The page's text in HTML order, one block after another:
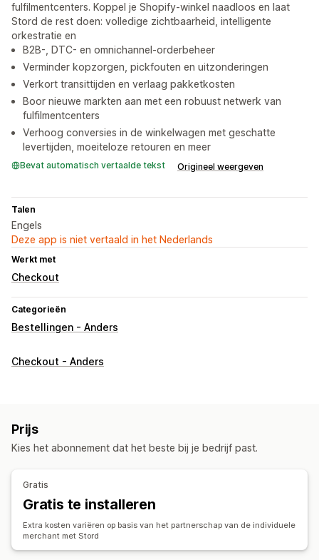
fulfilmentcenters. Koppel je Shopify-winkel naadloos en laat
Stord de rest doen: volledige zichtbaarheid, intelligente
orkestratie en
B2B-, DTC- en omnichannel-orderbeheer
Verminder kopzorgen, pickfouten en uitzonderingen
Verkort transittijden en verlaag pakketkosten
Boor nieuwe markten aan met een robuust netwerk van
fulfilmentcenters
Verhoog conversies in de winkelwagen met geschatte
levertijden, moeiteloze retouren en meer
Bevat automatisch vertaalde tekst Origineel weergeven
Talen
Engels
Deze app is niet vertaald in het Nederlands
Werkt met
Checkout
Categorieën
Bestellingen - Anders
Checkout - Anders
Prijs
Kies het abonnement dat het beste bij je bedrijf past.
Gratis
Gratis te installeren
Extra kosten variëren op basis van het partnerschap van de individuele
merchant met Stord